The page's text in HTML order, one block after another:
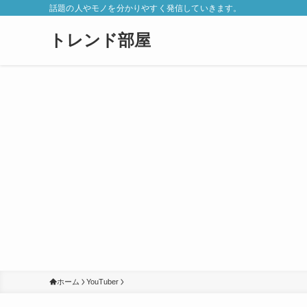
話題の人やモノを分かりやすく発信していきます。
トレンド部屋
ホーム YouTuber